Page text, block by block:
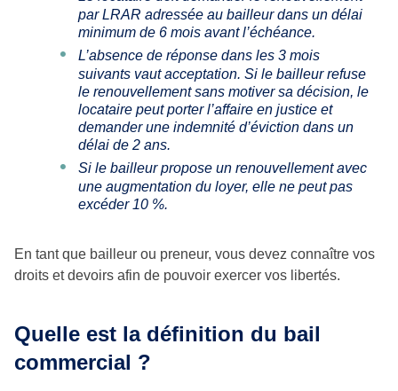
par LRAR adressée au bailleur dans un délai
minimum de 6 mois avant l’échéance.
L’absence de réponse dans les 3 mois
suivants vaut acceptation. Si le bailleur refuse
le renouvellement sans motiver sa décision, le
locataire peut porter l’affaire en justice et
demander une indemnité d’éviction dans un
délai de 2 ans.
Si le bailleur propose un renouvellement avec
une augmentation du loyer, elle ne peut pas
excéder 10 %.
En tant que bailleur ou preneur, vous devez connaître vos
droits et devoirs afin de pouvoir exercer vos libertés.
Quelle est la définition du bail
commercial ?